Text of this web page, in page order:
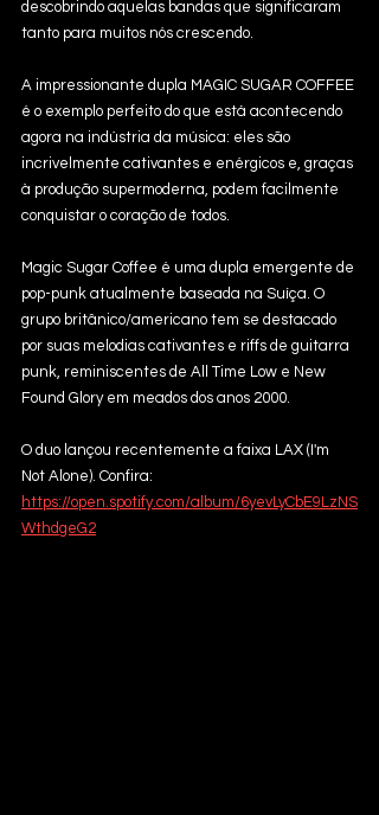
descobrindo aquelas bandas que significaram
tanto para muitos nós crescendo.
A impressionante dupla MAGIC SUGAR COFFEE
é o exemplo perfeito do que está acontecendo
agora na indústria da música: eles são
incrivelmente cativantes e enérgicos e, graças
à produção supermoderna, podem facilmente
conquistar o coração de todos.
Magic Sugar Coffee é uma dupla emergente de
pop-punk atualmente baseada na Suíça. O
grupo britânico/americano tem se destacado
por suas melodias cativantes e riffs de guitarra
punk, reminiscentes de All Time Low e New
Found Glory em meados dos anos 2000.
O duo lançou recentemente a faixa LAX (I'm
Not Alone). Confira:
https://open.spotify.com/album/6yevLyCbE9LzNS
WthdgeG2